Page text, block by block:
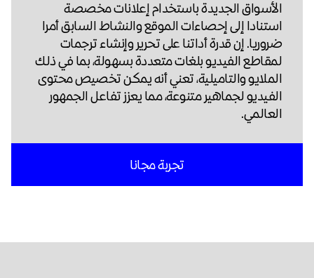
الأسواق الجديدة باستخدام إعلانات مخصصة
استنادا إلى إحصاءات الموقع والنشاط السابق أمرا
ضروريا. إن قدرة أداتنا على تحرير وإنشاء ترجمات
لمقاطع الفيديو بلغات متعددة بسهولة، بما في ذلك
الملايو والتاميلية، تعني أنه يمكن تخصيص محتوى
الفيديو لجماهير متنوعة، مما يعزز تفاعل الجمهور
العالمي.
تجربة مجانا